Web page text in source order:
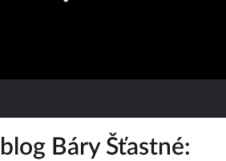
Báry Šťastné: